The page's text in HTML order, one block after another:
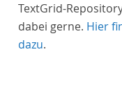
TextGrid-
dabei gerne. Hier
dazu.